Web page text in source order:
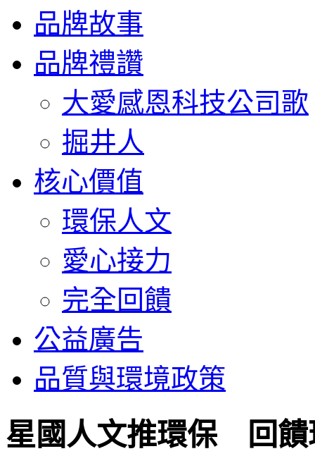
品牌故事
品牌禮讚
大愛感恩科技公司歌
掘井人
核心價值
環保人文
愛心接力
完全回饋
公益廣告
品質與環境政策
星國人文推環保 回饋